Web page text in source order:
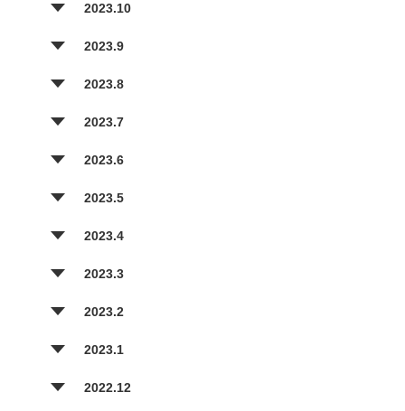
2023.10
2023.9
2023.8
2023.7
2023.6
2023.5
2023.4
2023.3
2023.2
2023.1
2022.12